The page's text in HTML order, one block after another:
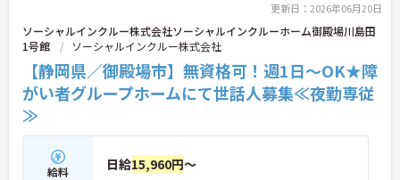
更新日：2026年06月20日
ソーシャルインクルー株式会社ソーシャルインクルーホーム御殿場川島田
1号館
ソーシャルインクルー株式会社
【静岡県／御殿場市】無資格可！週1日～OK★障
がい者グループホームにて世話人募集≪夜勤専従
≫
給料 日給15,960円～